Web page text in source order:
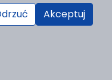
Dewajtis 5, domek
Akceptuj